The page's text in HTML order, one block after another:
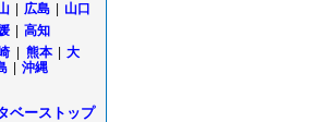
広島 山口
高知
熊本
大
沖縄
ベーストップ